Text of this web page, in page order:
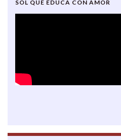
SOL QUE EDUCA CON AMOR